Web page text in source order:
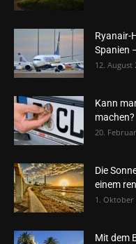
Ryanair-
Spanien
12. August
Kann
machen?
20.
Die
einem
1. Oktober
Mit dem